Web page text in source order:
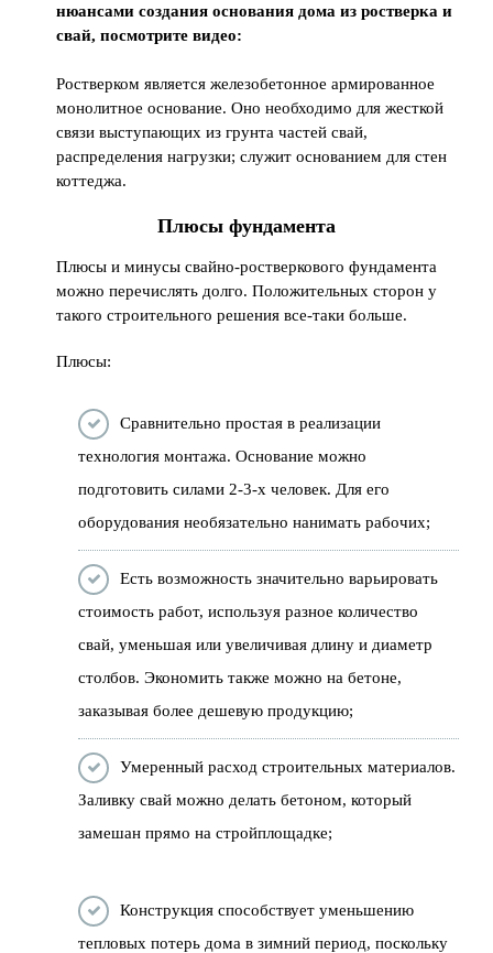
нюансами создания основания дома из ростверка и
свай, посмотрите видео:
Ростверком является железобетонное армированное
монолитное основание. Оно необходимо для жесткой
связи выступающих из грунта частей свай,
распределения нагрузки; служит основанием для стен
коттеджа.
Плюсы фундамента
Плюсы и минусы свайно-ростверкового фундамента
можно перечислять долго. Положительных сторон у
такого строительного решения все-таки больше.
Плюсы:
Сравнительно простая в реализации
технология монтажа. Основание можно
подготовить силами 2-3-х человек. Для его
оборудования необязательно нанимать рабочих;
Есть возможность значительно варьировать
стоимость работ, используя разное количество
свай, уменьшая или увеличивая длину и диаметр
столбов. Экономить также можно на бетоне,
заказывая более дешевую продукцию;
Умеренный расход строительных материалов.
Заливку свай можно делать бетоном, который
замешан прямо на стройплощадке;
Конструкция способствует уменьшению
тепловых потерь дома в зимний период, поскольку